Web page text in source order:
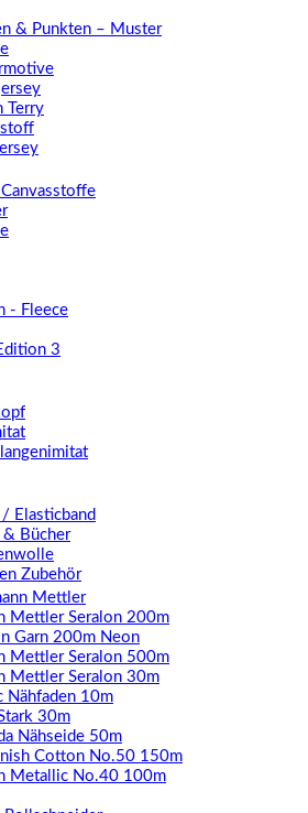
& Punkten – Muster
Terry
- Fleece
3
Elasticband
Bücher
Zubehör
Mettler
Mettler Seralon 200m
Garn 200m Neon
Mettler Seralon 500m
Mettler Seralon 30m
Nähfaden 10m
30m
Nähseide 50m
Cotton No.50 150m
Metallic No.40 100m